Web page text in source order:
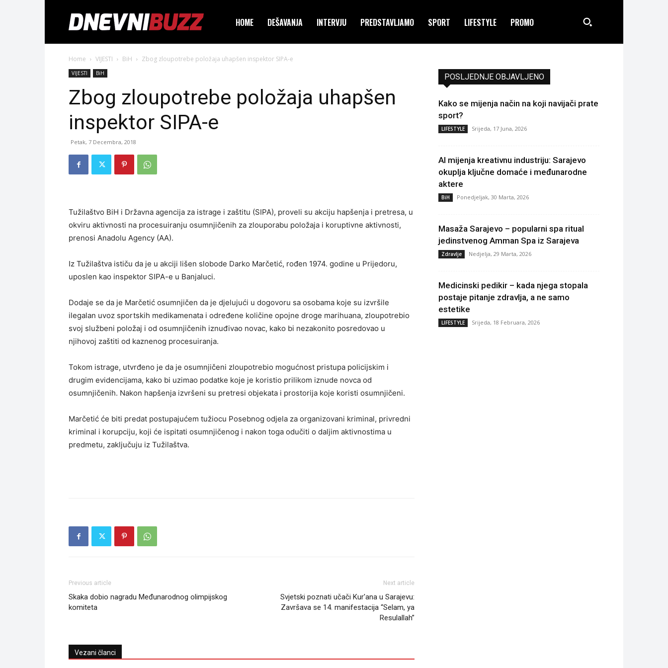
HOME DEŠAVANJA INTERVJU PREDSTAVLJAMO SPORT LIFESTYLE PROMO
Home VIJESTI BiH Zbog zloupotrebe položaja uhapšen inspektor SIPA-e
VIJESTI BiH
Zbog zloupotrebe položaja uhapšen
inspektor SIPA-e
Petak, 7 Decembra, 2018
Tužilaštvo BiH i Državna agencija za istrage i zaštitu (SIPA), proveli su akciju hapšenja i pretresa, u
okviru aktivnosti na procesuiranju osumnjičenih za zlouporabu položaja i koruptivne aktivnosti,
prenosi Anadolu Agency (AA).
Iz Tužilaštva ističu da je u akciji lišen slobode Darko Marčetić, rođen 1974. godine u Prijedoru,
uposlen kao inspektor SIPA-e u Banjaluci.
Dodaje se da je Marčetić osumnjičen da je djelujući u dogovoru sa osobama koje su izvršile
ilegalan uvoz sportskih medikamenata i određene količine opojne droge marihuana, zloupotrebio
svoj službeni položaj i od osumnjičenih iznuđivao novac, kako bi nezakonito posredovao u
njihovoj zaštiti od kaznenog procesuiranja.
Tokom istrage, utvrđeno je da je osumnjičeni zloupotrebio mogućnost pristupa policijskim i
drugim evidencijama, kako bi uzimao podatke koje je koristio prilikom iznude novca od
osumnjičenih. Nakon hapšenja izvršeni su pretresi objekata i prostorija koje koristi osumnjičeni.
Marčetić će biti predat postupajućem tužiocu Posebnog odjela za organizovani kriminal, privredni
kriminal i korupciju, koji će ispitati osumnjičenog i nakon toga odučiti o daljim aktivnostima u
predmetu, zaključuju iz Tužilaštva.
Previous article
Skaka dobio nagradu Međunarodnog olimpijskog
komiteta
Next article
Svjetski poznati učači Kur'ana u Sarajevu:
Završava se 14. manifestacija “Selam, ya
Resulallah”
Vezani članci
POSLJEDNJE OBJAVLJENO
Kako se mijenja način na koji navijači prate
sport?
LIFESTYLE Srijeda, 17 Juna, 2026
AI mijenja kreativnu industriju: Sarajevo
okuplja ključne domaće i međunarodne
aktere
BiH Ponedjeljak, 30 Marta, 2026
Masaža Sarajevo – popularni spa ritual
jedinstvenog Amman Spa iz Sarajeva
Zdravlje Nedjelja, 29 Marta, 2026
Medicinski pedikir – kada njega stopala
postaje pitanje zdravlja, a ne samo
estetike
LIFESTYLE Srijeda, 18 Februara, 2026